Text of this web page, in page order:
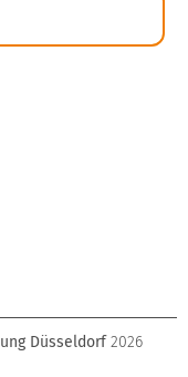
Düsseldorf 2026